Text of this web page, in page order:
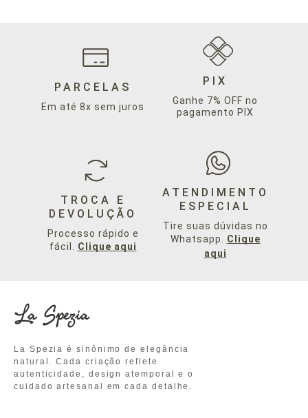
PARCELAS
Em até 8x sem juros
PIX
Ganhe 7% OFF no
pagamento PIX
TROCA E
DEVOLUÇÃO
Processo rápido e
fácil. Clique aqui
ATENDIMENTO
ESPECIAL
Tire suas dúvidas no
Whatsapp. Clique
aqui
La Spezia é sinônimo de elegância
natural. Cada criação reflete
autenticidade, design atemporal e o
cuidado artesanal em cada detalhe.